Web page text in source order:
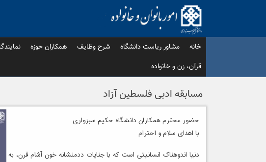
خانه مشاور ریاست دانشگاه شرح وظایف همکاران حوزه
قرآن، زن و خانواده
مسابقه ادبی فلسطین آزاد
حضور محترم همکاران دانشگاه حکیم سبزواری
با اهدای سلام و احترام
دنیا اندوهناک انسانیتی است که با جنایات ددمنشانه خون آشام قرن، به